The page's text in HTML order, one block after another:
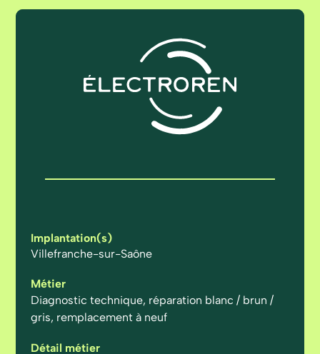
Implantation(s)
Villefranche-sur-Saône
Métier
Diagnostic technique, réparation blanc / brun /
gris, remplacement à neuf
Détail métier